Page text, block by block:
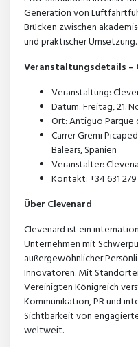
Generation von
Brücken zwischen
und praktischer Umsetzung.
Veranstaltungsdetails –
Veranstaltung:
Datum: Freitag, 21.
Ort: Antiguo Parque
Carrer Gremi
Balears, Spanien
Veranstalter:
Kontakt: +34 631 279
Über Clevenard
Clevenard ist ein
Unternehmen mit
außergewöhnlicher
Innovatoren. Mit
Vereinigten Königreich
Kommunikation, PR und
Sichtbarkeit von
weltweit.